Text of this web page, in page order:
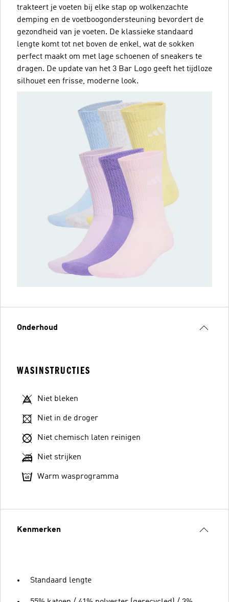
trakteert je voeten bij elke stap op wolkenzachte
demping en de voetboogondersteuning bevordert de
gezondheid van je voeten. De klassieke standaard
lengte komt tot net boven de enkel, wat de sokken
perfect maakt om met lage schoenen of sneakers te
dragen. De update van het 3 Bar Logo geeft het tijdloze
silhouet een frisse, moderne look.
Onderhoud
WASINSTRUCTIES
Niet bleken
Niet in de droger
Niet chemisch laten reinigen
Niet strijken
Warm wasprogramma
Kenmerken
Standaard lengte